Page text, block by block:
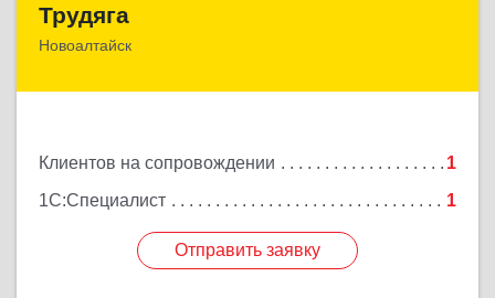
Трудяга
Новоалтайск
Клиентов на сопровождении
1
1С:Специалист
1
Отправить заявку
658080, Алтайский край, Новоалтайск г, Прудская
Отправить заявку